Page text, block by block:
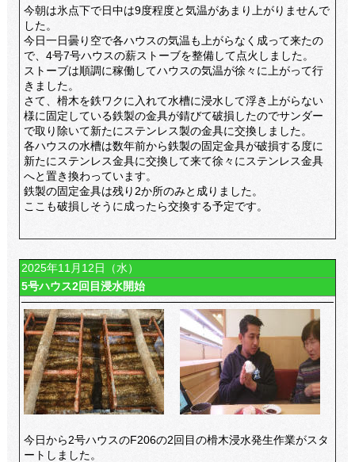
今朝は氷点下で日中は9度程度と気温があまり上がりませんで
した。
今日一日曇り空で各ハウスの気温も上がらなく成って来たの
で、4号7号ハウスの薪ストーブを整備して点火しました。
ストーブは順調に稼働してハウスの気温が徐々に上がって行
きました。
さて、榾木を鉄ワクに入れて水槽に浸水して浮き上がらない
様に固定している鉄製の金具が錆びて破損したのでサンダー
で取り除いて新たにステンレス製の金具に交換しました。
各ハウスの水槽は数年前から鉄製の固定金具が破損する度に
新たにステンレス金具に交換して来て徐々にステンレス金具
へと置き換わっています。
鉄製の固定金具は残り2か所のみと成りました。
ここも破損しそうに成ったら交換する予定です。
2025年11月12日（水）
5号ハウス2回目浸水開始
今日から2号ハウスのF206の2回目の榾木浸水発生作業がスタ
ートしました。